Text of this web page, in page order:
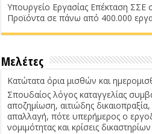
Υπουργείο Εργασίας Επέκταση ΣΣΕ
Προϊόντα σε πάνω από 400.000
Μελέτες
Κατώτατα όρια μισθών και
Σπουδαίος λόγος καταγγελίας
αποζημίωση, αιτιώδης
απαλλαγή, πότε υπερήμερος ο
νομιμότητας και κρίσεις δικαστηρίων